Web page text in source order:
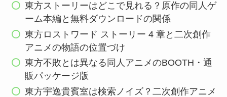
東方ストーリーはどこで見れる？原作の同人ゲ
ーム本編と無料ダウンロードの関係
東方ロストワード ストーリー 4 章と二次創作
アニメの物語の位置づけ
東方不敗とは異なる同人アニメのBOOTH・通
販パッケージ版
東方宇逸貴賓室は検索ノイズ？二次創作アニメ